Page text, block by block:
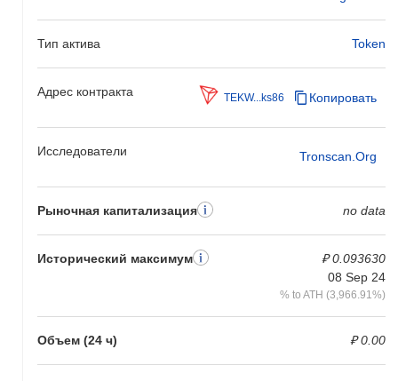
Тип актива Token
Адрес контракта TEKW...ks86 Копировать
Исследователи Tronscan.org
Рыночная капитализация no data
Исторический максимум
₽ 0.093630
08 Sep 24
% to ATH (3,966.91%)
Объем (24 ч) ₽ 0.00